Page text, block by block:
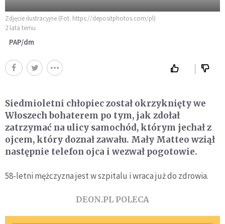
Zdjęcie ilustracyjne (Fot. https://depositphotos.com/pl)
2 lata temu
PAP/dm
Siedmioletni chłopiec został okrzyknięty we
Włoszech bohaterem po tym, jak zdołał
zatrzymać na ulicy samochód, którym jechał z
ojcem, który doznał zawału. Mały Matteo wziął
następnie telefon ojca i wezwał pogotowie.
58-letni mężczyzna jest w szpitalu i wraca już do zdrowia.
DEON.PL POLECA